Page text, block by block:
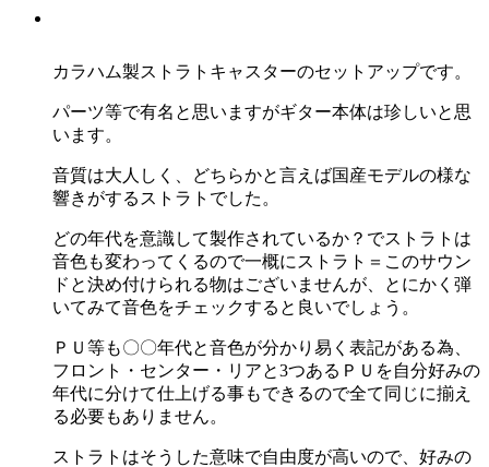
カラハム製ストラトキャスターのセットアップです。
パーツ等で有名と思いますがギター本体は珍しいと思
います。
音質は大人しく、どちらかと言えば国産モデルの様な
響きがするストラトでした。
どの年代を意識して製作されているか？でストラトは
音色も変わってくるので一概にストラト＝このサウン
ドと決め付けられる物はございませんが、とにかく弾
いてみて音色をチェックすると良いでしょう。
ＰＵ等も〇〇年代と音色が分かり易く表記がある為、
フロント・センター・リアと3つあるＰＵを自分好みの
年代に分けて仕上げる事もできるので全て同じに揃え
る必要もありません。
ストラトはそうした意味で自由度が高いので、好みの